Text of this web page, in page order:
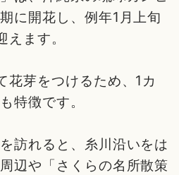
に開花し、例年1月上旬
ます。
花芽をつけるため、1カ
特徴です。
訪れると、糸川沿いをは
辺や「さくらの名所散策